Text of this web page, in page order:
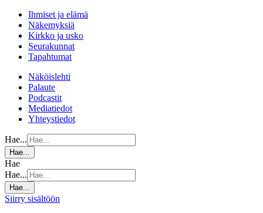
Ihmiset ja elämä
Näkemyksiä
Kirkko ja usko
Seurakunnat
Tapahtumat
Näköislehti
Palaute
Podcastit
Mediatiedot
Yhteystiedot
Hae...
Hae...
Hae
Hae...
Hae...
Siirry sisältöön